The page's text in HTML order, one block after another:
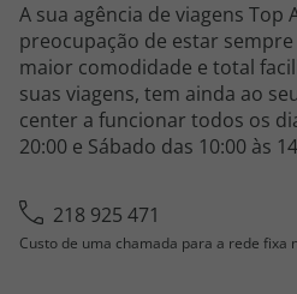
A sua agência de viagens Top
preocupação de estar
maior comodidade e total
suas viagens, tem ainda ao
center a funcionar todos os
20:00 e Sábado das 10:00 às
218 925 471
Custo de uma chamada para a rede fixa